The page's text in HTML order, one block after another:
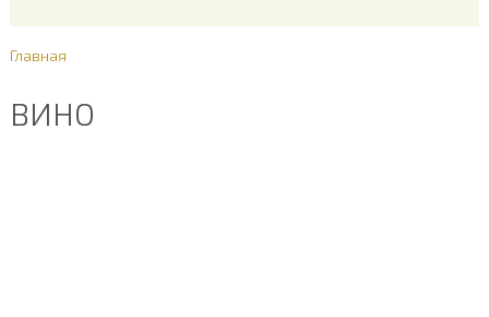
Главная
ВИНО